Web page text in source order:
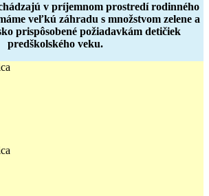
v príjemnom prostredí rodinného
veľkú záhradu s množstvom zelene a
prispôsobené požiadavkám detičiek
predškolského veku.